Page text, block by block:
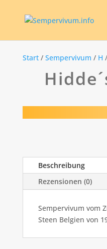
Start/ Sempervivum / H
Beschreibung
Rezensionen (0)
Sempervivum vom
Steen Belgien von